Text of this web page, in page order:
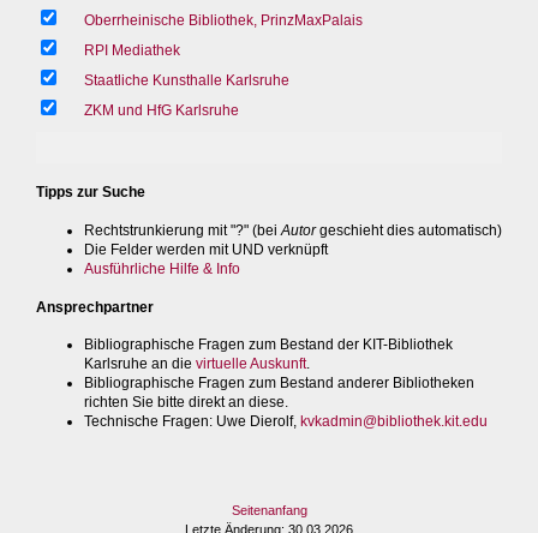
Oberrheinische Bibliothek, PrinzMaxPalais
RPI Mediathek
Staatliche Kunsthalle Karlsruhe
ZKM und HfG Karlsruhe
Tipps zur Suche
Rechtstrunkierung mit "?" (bei Autorgeschieht dies automatisch)
Die Felder werden mit UND verknüpft
Ausführliche Hilfe & Info
Ansprechpartner
Bibliographische Fragen zum Bestand der KIT-Bibliothek
Karlsruhe an die virtuelle Auskunft.
Bibliographische Fragen zum Bestand anderer Bibliotheken
richten Sie bitte direkt an diese.
Technische Fragen: Uwe Dierolf, kvkadmin@bibliothek.kit.edu
Seitenanfang
Letzte Änderung: 30.03.2026